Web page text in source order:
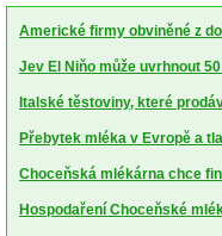
Americké firmy obviněné z
Jev El Niňo může uvrhnout
Italské těstoviny, které
Přebytek mléka v Evropě a
Choceňská mlékárna chce
Hospodaření Choceňské